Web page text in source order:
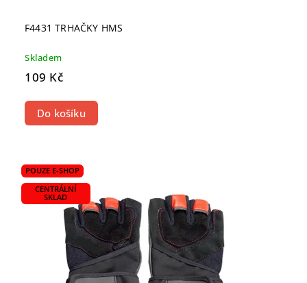
F4431 TRHAČKY HMS
Skladem
109 Kč
Do košíku
POUZE E-SHOP
CENTRÁLNÍ
SKLAD